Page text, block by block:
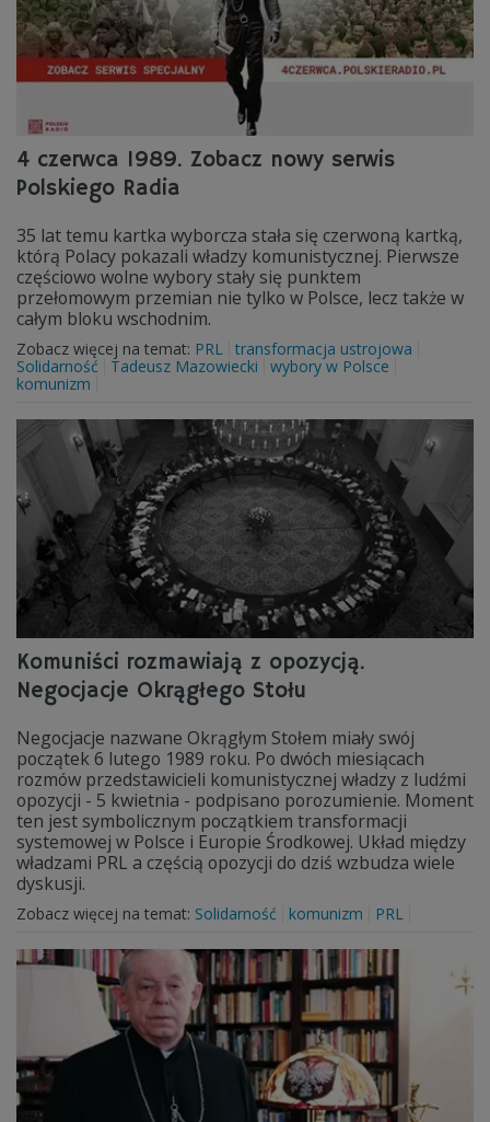
4 czerwca 1989. Zobacz nowy serwis
Polskiego Radia
35 lat temu kartka wyborcza stała się czerwoną kartką,
którą Polacy pokazali władzy komunistycznej. Pierwsze
częściowo wolne wybory stały się punktem
przełomowym przemian nie tylko w Polsce, lecz także w
całym bloku wschodnim.
Zobacz więcej na temat: PRL transformacja ustrojowa
Solidarność
Tadeusz Mazowiecki
wybory w Polsce
komunizm
Komuniści rozmawiają z opozycją.
Negocjacje Okrągłego Stołu
Negocjacje nazwane Okrągłym Stołem miały swój
początek 6 lutego 1989 roku. Po dwóch miesiącach
rozmów przedstawicieli komunistycznej władzy z ludźmi
opozycji - 5 kwietnia - podpisano porozumienie. Moment
ten jest symbolicznym początkiem transformacji
systemowej w Polsce i Europie Środkowej. Układ między
władzami PRL a częścią opozycji do dziś wzbudza wiele
dyskusji.
Zobacz więcej na temat: Solidarność komunizm PRL